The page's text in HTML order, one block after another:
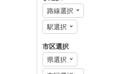
市区選択